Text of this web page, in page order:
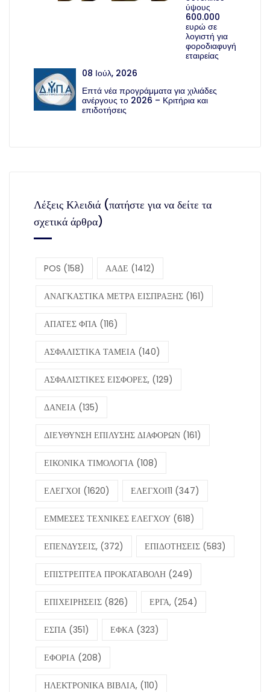
ύψους
600.000
ευρώ σε
λογιστή για
φοροδιαφυγή
εταιρείας
08 Ιούλ, 2026
Επτά νέα προγράμματα για χιλιάδες
ανέργους το 2026 – Κριτήρια και
επιδοτήσεις
Λέξεις Κλειδιά (πατήστε για να δείτε τα
σχετικά άρθρα)
POS (158) ΑΑΔΕ (1412)
ΑΝΑΓΚΑΣΤΙΚΑ ΜΕΤΡΑ ΕΙΣΠΡΑΞΗΣ (161)
ΑΠΑΤΕΣ ΦΠΑ (116)
ΑΣΦΑΛΙΣΤΙΚΑ ΤΑΜΕΙΑ (140)
ΑΣΦΑΛΙΣΤΙΚΕΣ ΕΙΣΦΟΡΕΣ, (129)
ΔΑΝΕΙΑ (135)
ΔΙΕΥΘΥΝΣΗ ΕΠΙΛΥΣΗΣ ΔΙΑΦΟΡΩΝ (161)
ΕΙΚΟΝΙΚΑ ΤΙΜΟΛΟΓΙΑ (108)
ΕΛΕΓΧΟΙ (1620) ΕΛΕΓΧΟΙ11 (347)
ΕΜΜΕΣΕΣ ΤΕΧΝΙΚΕΣ ΕΛΕΓΧΟΥ (618)
ΕΠΕΝΔΥΣΕΙΣ, (372) ΕΠΙΔΟΤΗΣΕΙΣ (583)
ΕΠΙΣΤΡΕΠΤΕΑ ΠΡΟΚΑΤΑΒΟΛΗ (249)
ΕΠΙΧΕΙΡΗΣΕΙΣ (826) ΕΡΓΑ, (254)
ΕΣΠΑ (351) ΕΦΚΑ (323)
ΕΦΟΡΙΑ (208)
ΗΛΕΚΤΡΟΝΙΚΑ ΒΙΒΛΙΑ, (110)